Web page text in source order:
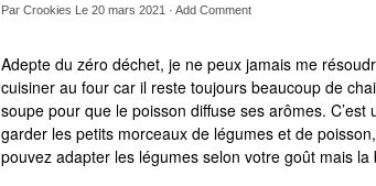
Par Crookies Le 20 mars 2021 · Add Comment
Adepte du zéro déchet, je ne peux jamais me
cuisiner au four car il reste toujours beaucoup de
soupe pour que le poisson diffuse ses arômes.
garder les petits morceaux de légumes et de
pouvez adapter les légumes selon votre goût mais